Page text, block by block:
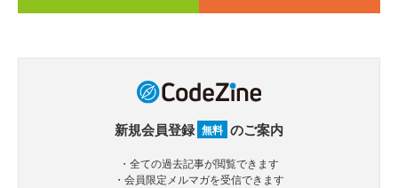
新規会員登録 無料 のご案内
・全ての過去記事が閲覧できます
・会員限定メルマガを受信できます